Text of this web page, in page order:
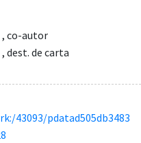
, co-autor
dest. de carta
43093/pdatad505db3483